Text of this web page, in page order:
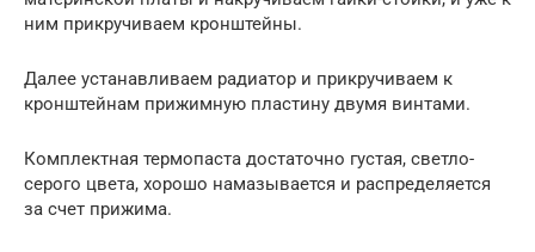
ним прикручиваем кронштейны.
Далее устанавливаем радиатор и прикручиваем к
кронштейнам прижимную пластину двумя винтами.
Комплектная термопаста достаточно густая, светло-
серого цвета, хорошо намазывается и распределяется
за счет прижима.